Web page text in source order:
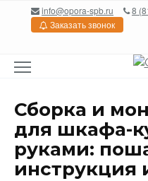
Перейтиinfo@opora-spb.ru
8
Заказать звонок
Сборка и
для шкафа-
руками:
инструкция